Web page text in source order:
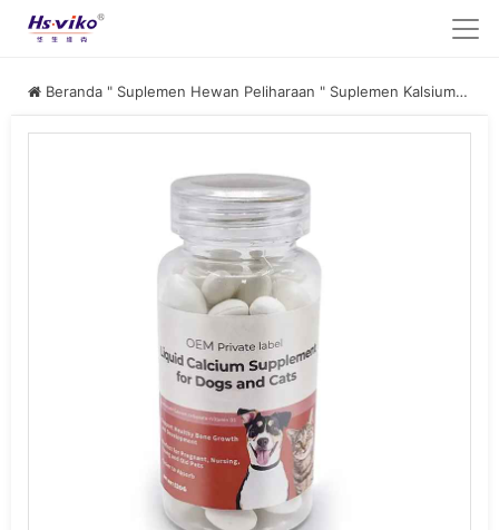
Beranda " Suplemen Hewan Peliharaan " Suplemen Kalsium Hewan Peliharaan